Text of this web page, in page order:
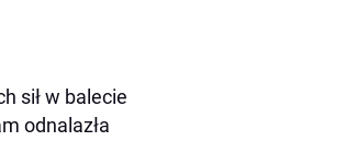
sił w balecie
odnalazła